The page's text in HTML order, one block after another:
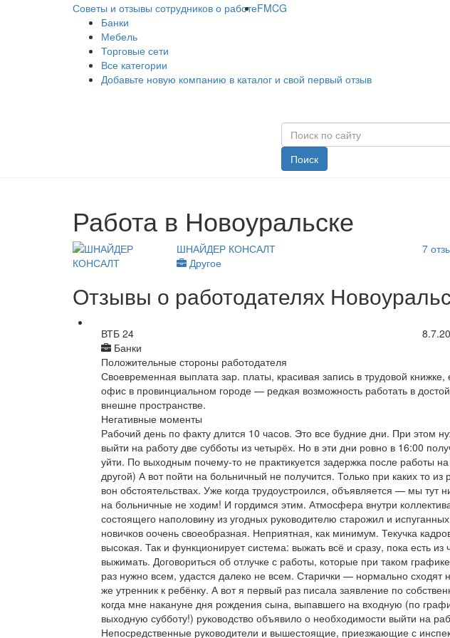
Советы и отзывы сотрудников о работеFMCG
Банки
Мебель
Торговые сети
Все категории
Добавьте новую компанию в каталог и свой первый отзыв
Поиск
Работа в Новоуральске
ШНАЙДЕР КОНСАЛТ
Другое
7
Отзывы о работодателях
ВТБ 24
Банки
Положительные стороны работодателя
Своевременная выплата зар. платы, красивая запись в трудовой книжке,
офис в провинциальном городе — редкая возможность работать в
внешне пространстве.
Негативные моменты
Рабочий день по факту длится 10 часов. Это все будние дни. При этом
выйти на работу две субботы из четырёх. Но в эти дни ровно в 16:00
уйти. По выходным почему-то не практикуется задержка после работы
другой) А вот пойти на больничный не получится. Только при каких то из
вон обстоятельствах. Уже когда трудоустроился, объявляется — мы тут
на больничные не ходим! И гордимся этим. Атмосфера внутри
состоящего наполовину из угодных руководителю старожил и испуганных
новичков оочень своеобразная. Неприятная, как минимум. Текучка
высокая. Так и функционирует система: выжать всё и сразу, пока есть из
выжимать. Договориться об отлучке с работы, которые при таком
раз нужно всем, удастся далеко не всем. Старички — нормально сходят
же утренник к ребёнку. А вот я первый раз писала заявление по
когда мне накануне дня рождения сына, выпавшего на входную (по
выходную субботу!) руководство объявило о необходимости выйти на
Непосредственные руководители и вышестоящие, приезжающие с